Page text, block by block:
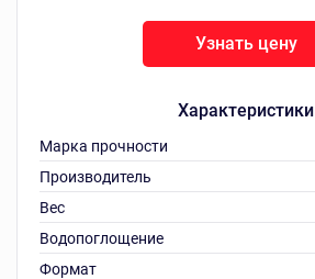
Характеристики
Марка прочности
Производитель
Вес
Водопоглощение
Формат
Узнать цену